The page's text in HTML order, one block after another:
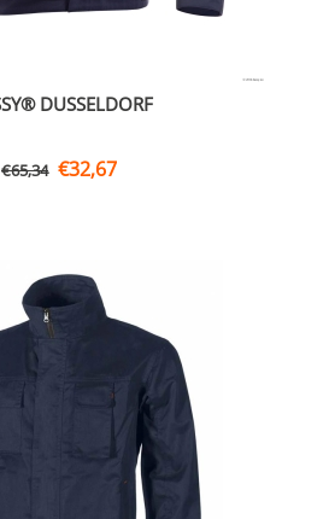
DUSSELDORF
€65,34 €32,67